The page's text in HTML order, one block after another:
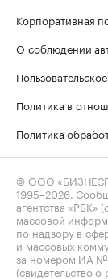
Корпоративная
О соблюдении
Политика в
Политика
© ООО
1995–2026 .
агентства «РБК»
массовой
по надзору в
и массовых
за номером ИА
(свидетельство